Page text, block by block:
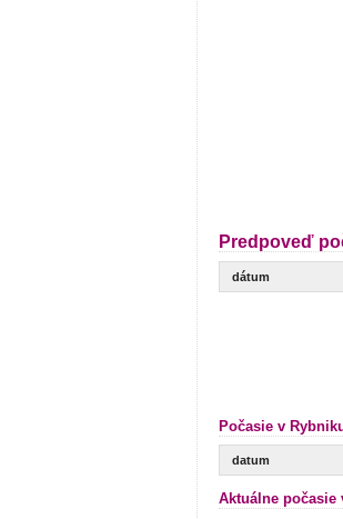
Predpoveď
dátum
Počasie v
datum
Aktuálne